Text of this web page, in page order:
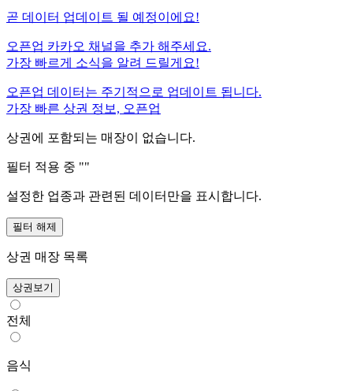
곧 데이터 업데이트 될 예정이에요!
오픈업 카카오 채널을 추가 해주세요.
가장 빠르게 소식을 알려 드릴게요!
오픈업 데이터는 주기적으로 업데이트 됩니다.
가장 빠른 상권 정보, 오픈업
상권에 포함되는 매장이 없습니다.
필터 적용 중 ""
설정한 업종과 관련된 데이터만을 표시합니다.
필터 해제
상권 매장 목록
상권보기
전체
음식